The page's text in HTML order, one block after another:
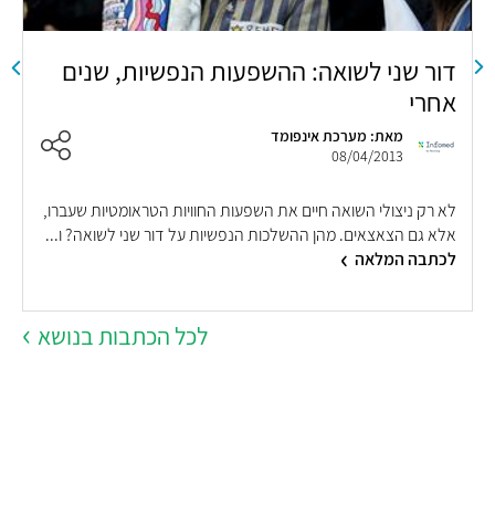
דור שני לשואה: ההשפעות הנפשיות, שנים
אחרי
מאת: מערכת אינפומד
08/04/2013
לא רק ניצולי השואה חיים את השפעות החוויות הטראומטיות שעברו,
אלא גם הצאצאים. מהן ההשלכות הנפשיות על דור שני לשואה? ו...
לכתבה המלאה
לכל הכתבות בנושא